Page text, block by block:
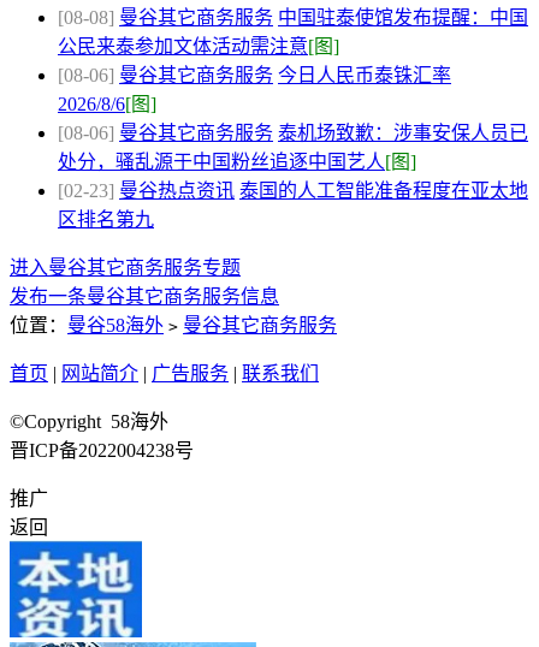
[08-08] 曼谷其它商务服务 中国驻泰使馆发布提醒：中国
公民来泰参加文体活动需注意[图]
[08-06] 曼谷其它商务服务 今日人民币泰铢汇率
2026/8/6[图]
[08-06] 曼谷其它商务服务 泰机场致歉：涉事安保人员已
处分，骚乱源于中国粉丝追逐中国艺人[图]
[02-23] 曼谷热点资讯 泰国的人工智能准备程度在亚太地
区排名第九
进入曼谷其它商务服务专题
发布一条曼谷其它商务服务信息
位置： 曼谷58海外 > 曼谷其它商务服务
首页 | 网站简介 | 广告服务 | 联系我们
©Copyright 58海外
晋ICP备2022004238号
推广
返回